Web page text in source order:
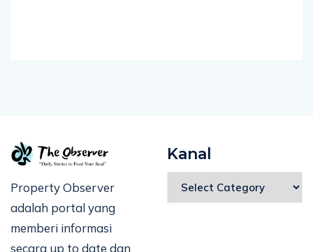
Property Observer
adalah portal yang
memberi informasi
secara up to date dan
Kanal